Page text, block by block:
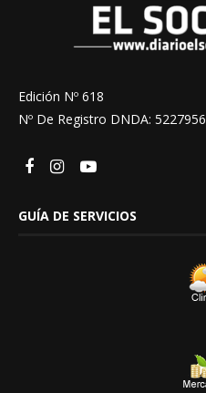
Edición Nº 618
Nº De Registro DNDA: 5227956
GUÍA DE SERVICIOS